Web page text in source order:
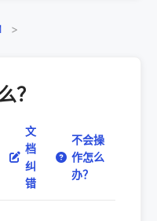
>
？
文
档
纠
错
不会操
作怎么
办？